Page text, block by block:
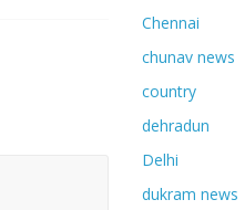
Chennai
chunav news
country
dehradun
Delhi
dukram news